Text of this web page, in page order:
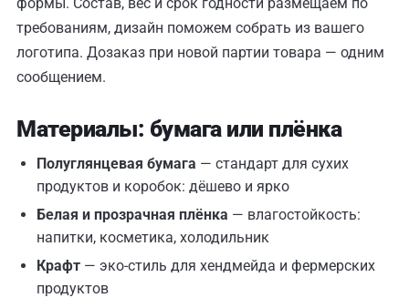
требованиям, дизайн поможем собрать из вашего
логотипа. Дозаказ при новой партии товара — одним
сообщением.
Материалы: бумага или плёнка
Полуглянцевая бумага — стандарт для сухих
продуктов и коробок: дёшево и ярко
Белая и прозрачная плёнка — влагостойкость:
напитки, косметика, холодильник
Крафт — эко-стиль для хендмейда и фермерских
продуктов